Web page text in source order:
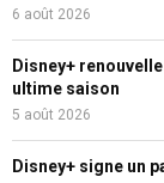
6 août 2026
Disney+
ultime saison
5 août 2026
Disney+ signe un